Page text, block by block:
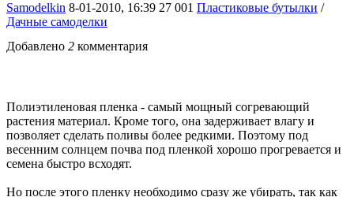
Samodelkin 8-01-2010, 16:39 27 001 Пластиковые бутылки /
Дачные самоделки
Добавлено 2 комментария
Полиэтиленовая пленка - самый мощный согревающий
растения материал. Кроме того, она задерживает влагу и
позволяет сделать поливы более редкими. Поэтому под
весенним солнцем почва под пленкой хорошо прогревается и
семена быстро всходят.
Но после этого пленку необходимо сразу же убирать, так как